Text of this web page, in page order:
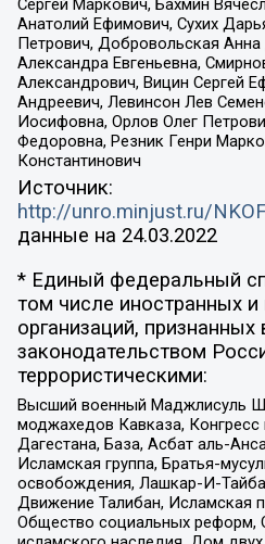
Сергей Маркович, Бахмин
Анатолий Ефимович, Сухих
Петрович, Добровольская
Александра Евгеньевна,
Александрович, Вицин Сергей
Андреевич, Левинсон Лев
Иосифовна, Орлов Олег
Федоровна, Резник Генри
Константинович
Источник:
http://unro.minjust.ru/
данные на 24.03.2022
* Единый федеральный
том числе иностранных
организаций, признанных
законодательством
террористическими:
Высший военный Маджлисуль
моджахедов Кавказа, Конгресс
Дагестана, База, Асбат аль-
Исламская группа, Братья-
освобождения, Лашкар-И-
Движение Талибан, Исламская
Общество социальных реформ,